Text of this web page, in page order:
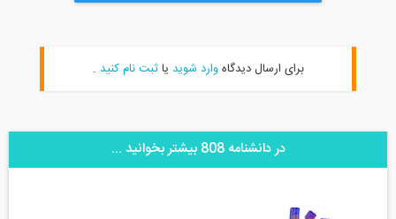
برای ارسال دیدگاهوارد شویدیا ثبت نام کنید.
در دانشنامه 808 بیشتر بخوانید ...